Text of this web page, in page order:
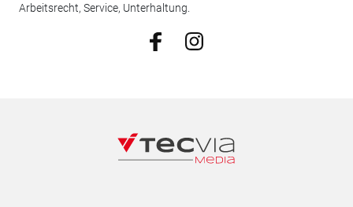
Arbeitsrecht, Service, Unterhaltung.